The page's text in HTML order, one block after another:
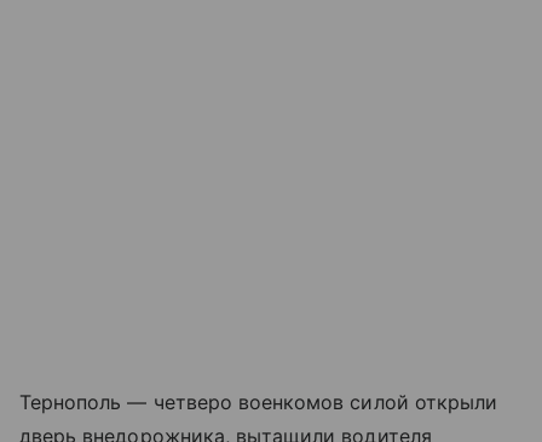
Тернополь — четверо военкомов силой открыли
дверь внедорожника, вытащили водителя